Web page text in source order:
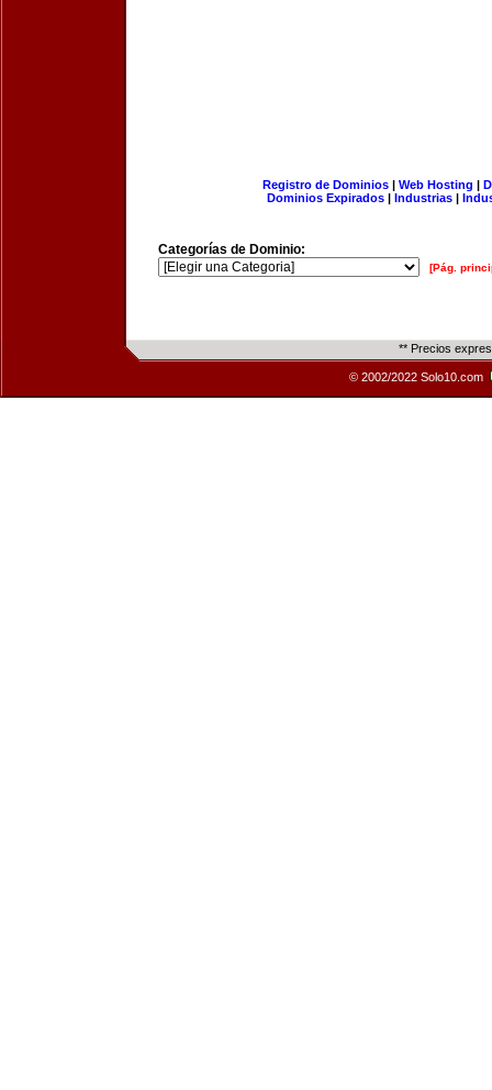
Registro de Dominios| Web Hosting |
Dominios Expirados | Industrias |
Categorías de Dominio:
[Pág.
** Precios
© 2002/2022 Solo10.com